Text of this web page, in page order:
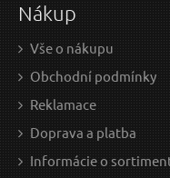
Nákup
Vše o nákupu
Obchodní podmínky
Reklamace
Doprava a platba
Informácie o